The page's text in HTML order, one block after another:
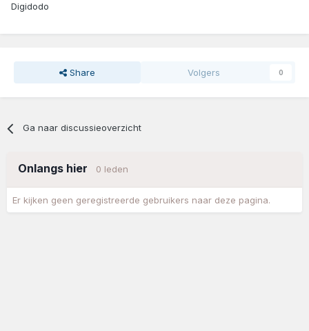
Digidodo
Share Volgers 0
Ga naar discussieoverzicht
Onlangs hier 0 leden
Er kijken geen geregistreerde gebruikers naar deze pagina.